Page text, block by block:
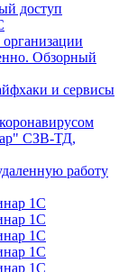
доступ
Обзорный
и сервисы
СЗВ-ТД,
работу
1С
1С
1С
1С
1С